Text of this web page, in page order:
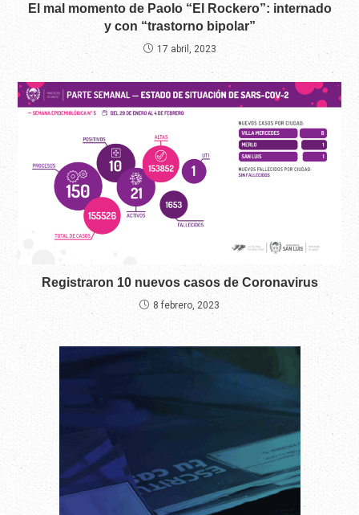
El mal momento de Paolo “El Rockero”: internado
y con “trastorno bipolar”
17 abril, 2023
Registraron 10 nuevos casos de Coronavirus
8 febrero, 2023